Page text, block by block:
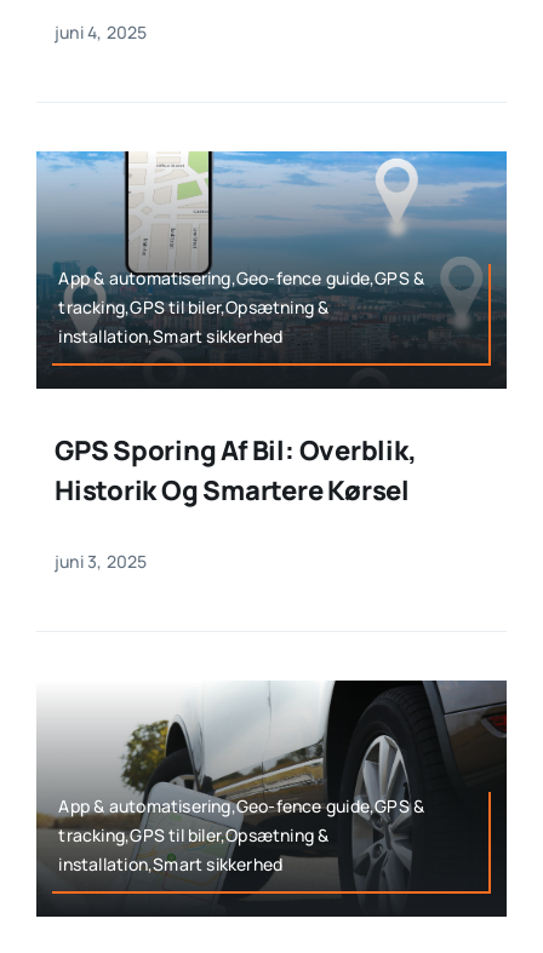
juni 4, 2025
App & automatisering,Geo-fence guide,GPS &
tracking,GPS til biler,Opsætning &
installation,Smart sikkerhed
GPS Sporing Af Bil: Overblik,
Historik Og Smartere Kørsel
juni 3, 2025
App & automatisering,Geo-fence guide,GPS &
tracking,GPS til biler,Opsætning &
installation,Smart sikkerhed